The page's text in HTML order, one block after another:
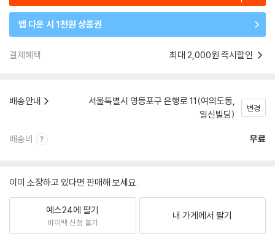
앱 다운 시 1천원 상품권
결제혜택 최대 2,000원 즉시할인
배송안내
서울특별시 영등포구 은행로 11(여의도동,
일신빌딩)
변경
배송비 무료
이미 소장하고 있다면 판매해 보세요.
예스24에 팔기
바이백 신청 불가
내 가게에서 팔기